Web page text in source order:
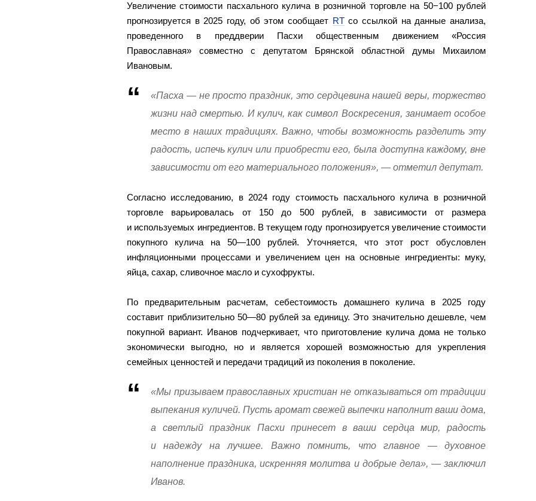
Увеличение стоимости пасхального кулича в розничной торговле на 50−100 рублей
прогнозируется в 2025 году, об этом сообщает RTсо ссылкой на данные анализа,
проведенного в преддверии Пасхи общественным движением «Россия
Православная» совместно с депутатом Брянской областной думы Михаилом
Ивановым.
«Пасха — не просто праздник, это сердцевина нашей веры, торжество
жизни над смертью. И кулич, как символ Воскресения, занимает особое
место в наших традициях. Важно, чтобы возможность разделить эту
радость, испечь кулич или приобрести его, была доступна каждому, вне
зависимости от его материального положения», — отметил депутат.
Согласно исследованию, в 2024 году стоимость пасхального кулича в розничной
торговле варьировалась от 150 до 500 рублей, в зависимости от размера
и используемых ингредиентов. В текущем году прогнозируется увеличение стоимости
покупного кулича на 50—100 рублей. Уточняется, что этот рост обусловлен
инфляционными процессами и увеличением цен на основные ингредиенты: муку,
яйца, сахар, сливочное масло и сухофрукты.
По предварительным расчетам, себестоимость домашнего кулича в 2025 году
составит приблизительно 50—80 рублей за единицу. Это значительно дешевле, чем
покупной вариант. Иванов подчеркивает, что приготовление кулича дома не только
экономически выгодно, но и является хорошей возможностью для укрепления
семейных ценностей и передачи традиций из поколения в поколение.
«Мы призываем православных христиан не отказываться от традиции
выпекания куличей. Пусть аромат свежей выпечки наполнит ваши дома,
а светлый праздник Пасхи принесет в ваши сердца мир, радость
и надежду на лучшее. Важно помнить, что главное — духовное
наполнение праздника, искренняя молитва и добрые дела», — заключил
Иванов.